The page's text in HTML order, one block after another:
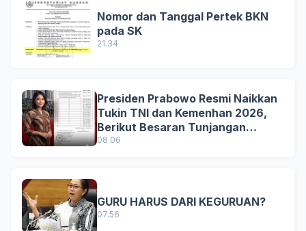
Nomor dan Tanggal Pertek BKN
pada SK
21.34
Presiden Prabowo Resmi Naikkan
Tukin TNI dan Kemenhan 2026,
Berikut Besaran Tunjangan
Terbaru
08.06
GURU HARUS DARI KEGURUAN?
07.56